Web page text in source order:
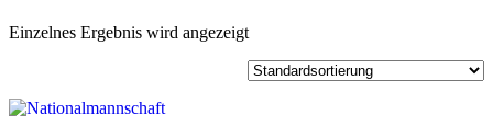
Einzelnes Ergebnis wird angezeigt